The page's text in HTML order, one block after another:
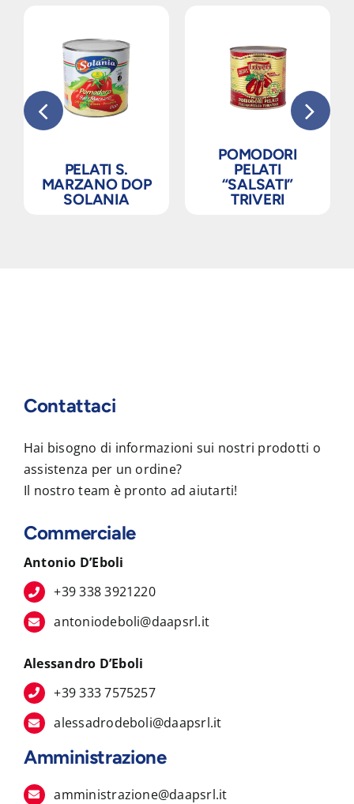
PELATI S.
MARZANO DOP
SOLANIA
POMODORI
PELATI
“SALSATI”
TRIVERI
Contattaci
Hai bisogno di informazioni sui nostri prodotti o
assistenza per un ordine?
Il nostro team è pronto ad aiutarti!
Commerciale
Antonio D’Eboli
+39 338 3921220
antoniodeboli@daapsrl.it
Alessandro D’Eboli
+39 333 7575257
alessadrodeboli@daapsrl.it
Amministrazione
amministrazione@daapsrl.it